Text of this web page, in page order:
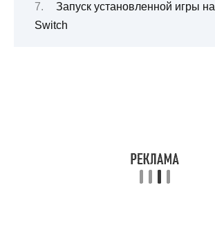
Запуск установленной игры
Switch